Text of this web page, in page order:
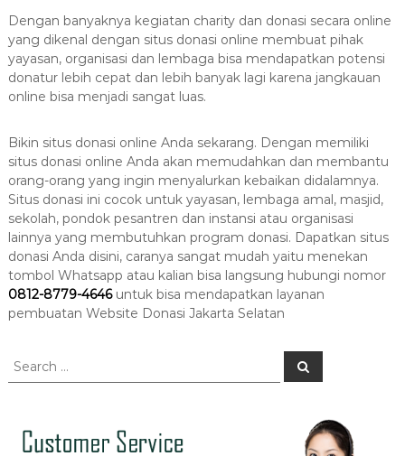
Dengan banyaknya kegiatan charity dan donasi secara online
yang dikenal dengan situs donasi online membuat pihak
yayasan, organisasi dan lembaga bisa mendapatkan potensi
donatur lebih cepat dan lebih banyak lagi karena jangkauan
online bisa menjadi sangat luas.
Bikin situs donasi online Anda sekarang. Dengan memiliki
situs donasi online Anda akan memudahkan dan membantu
orang-orang yang ingin menyalurkan kebaikan didalamnya.
Situs donasi ini cocok untuk yayasan, lembaga amal, masjid,
sekolah, pondok pesantren dan instansi atau organisasi
lainnya yang membutuhkan program donasi. Dapatkan situs
donasi Anda disini, caranya sangat mudah yaitu menekan
tombol Whatsapp atau kalian bisa langsung hubungi nomor
0812-8779-4646untuk bisa mendapatkan layanan
pembuatan Website Donasi Jakarta Selatan
S
S
e